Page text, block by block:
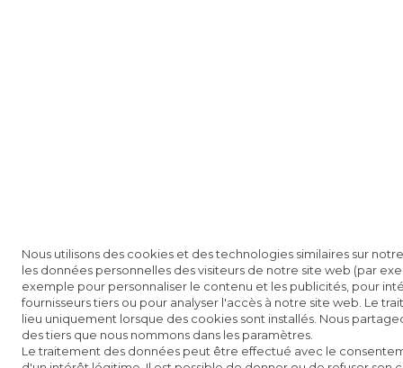
Nous utilisons des cookies et des technologies similaires sur
les données personnelles des visiteurs de notre site web (par
exemple pour personnaliser le contenu et les publicités, pour
fournisseurs tiers ou pour analyser l'accès à notre site web. Le
lieu uniquement lorsque des cookies sont installés. Nous
des tiers que nous nommons dans les paramètres.
Le traitement des données peut être effectué avec le